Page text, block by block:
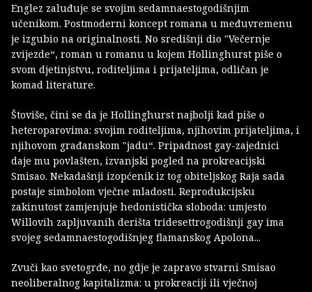
Englez zaluđuje se svojim sedamnaestogodišnjim
učenikom. Postmoderni koncept romana u međuvremenu
je izgubio na originalnosti. No središnji dio "Večernje
zvijezde“, roman u romanu u kojem Hollinghurst piše o
svom djetinjstvu, roditeljima i prijateljima, odličan je
komad literature.
Štoviše, čini se da je Hollinghurst najbolji kad piše o
heteroparovima: svojim roditeljima, njihovim prijateljima, i
njihovom građanskom "jadu“. Pripadnost gay-zajednici
daje mu povlašten, izvanjski pogled na prokreacijski
Smisao. Nekadašnji izopćenik iz tog obiteljskog Raja sada
postaje simbolom vječne mladosti. Reprodukcijsku
zakinutost zamjenjuje hedonistička sloboda: umjesto
Willovih zapljuvanih derišta tridesettrogodišnji gay ima
svojeg sedamnaestogodišnjeg flamanskog Apolona...
Zvuči kao svetogrđe, no gdje je zapravo stvarni Smisao
neoliberalnog kapitalizma: u prokreaciji ili vječnoj